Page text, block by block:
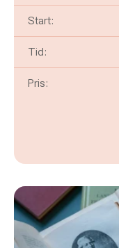
Start:
Tid:
Pris: